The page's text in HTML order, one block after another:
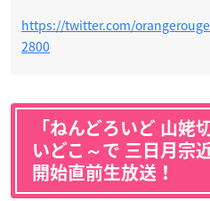
https://twitter.com/
2800
「ねんどろいど 山姥
いどこ～で 三日月宗
開始直前生放送！